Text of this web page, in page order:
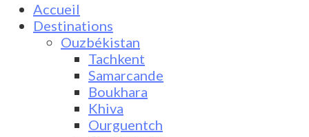
Accueil
Destinations
Ouzbékistan
Tachkent
Samarcande
Boukhara
Khiva
Ourguentch